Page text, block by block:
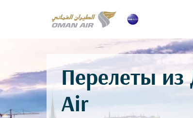
Перелеты из
Air